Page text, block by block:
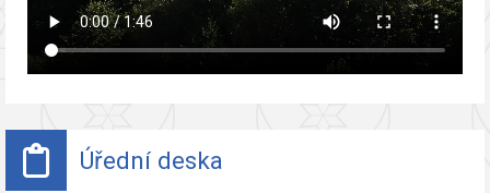
Úřední deska